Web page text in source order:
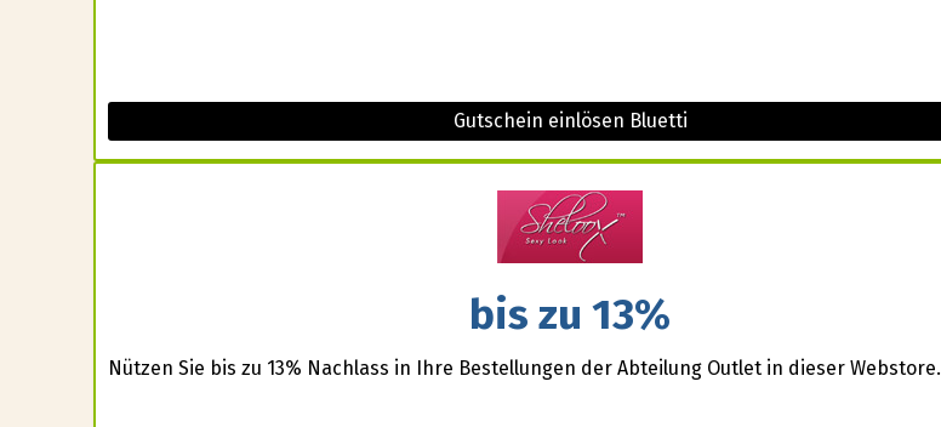
Gutschein einlösen Bluetti
bis zu 13%
Nützen Sie bis zu 13% Nachlass in Ihre Bestellungen der Abteilung Outlet in dieser Webstore.